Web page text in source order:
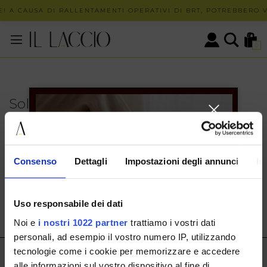
Consenso Dettagli Impostazioni degli annunci
Uso responsabile dei dati
Noi e i nostri 1022 partner trattiamo i vostri dati
personali, ad esempio il vostro numero IP, utilizzando
tecnologie come i cookie per memorizzare e accedere
A CAUSA DI RALLENTAMENTI OPERATIVI DI BRT, POTREBBERO
0
Solo in negozio
PUOI TROVARE QUESTO ARTICOLO SOLO PRESSO I
NOSTRI PUNTI VENDITA:
customerservice@illaccio.it
IL LACCIO